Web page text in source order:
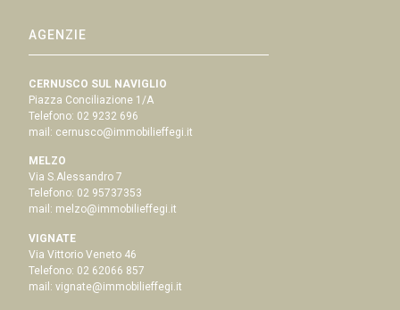
AGENZIE
CERNUSCO SUL NAVIGLIO
Piazza Conciliazione 1/A
Telefono: 02 9232 696
mail: cernusco@immobilieffegi.it
MELZO
Via S.Alessandro 7
Telefono: 02 95737353
mail: melzo@immobilieffegi.it
VIGNATE
Via Vittorio Veneto 46
Telefono: 02 62066 857
mail:vignate@immobilieffegi.it